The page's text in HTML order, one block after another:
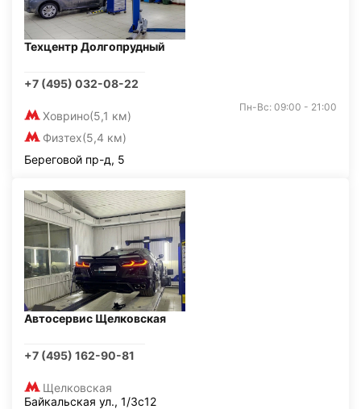
Техцентр Долгопрудный
+7 (495) 032-08-22
Ховрино(5,1 км)
Физтех(5,4 км)
Пн-Вс: 09:00 - 21:00
Береговой пр-д, 5
Автосервис Щелковская
+7 (495) 162-90-81
Щелковская
Байкальская ул., 1/3с12